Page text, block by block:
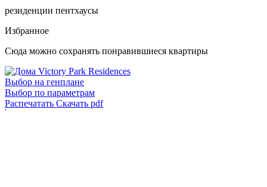
резиденции пентхаусы
Избранное
Сюда можно сохранять понравившиеся квартиры
Выбор на генплане
Выбор по параметрам
Распечатать Скачать pdf